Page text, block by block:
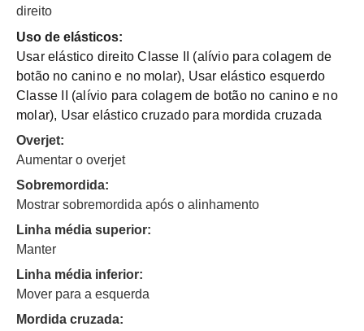
direito
Uso de elásticos:
Usar elástico direito Classe II (alívio para colagem de
botão no canino e no molar), Usar elástico esquerdo
Classe II (alívio para colagem de botão no canino e no
molar), Usar elástico cruzado para mordida cruzada
Overjet:
Aumentar o overjet
Sobremordida:
Mostrar sobremordida após o alinhamento
Linha média superior:
Manter
Linha média inferior:
Mover para a esquerda
Mordida cruzada: